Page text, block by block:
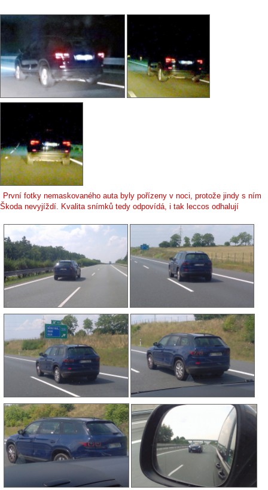
První fotky nemaskovaného auta byly pořízeny v noci, protože jindy s ním
Škoda nevyjíždí. Kvalita snímků tedy odpovídá, i tak leccos odhalují